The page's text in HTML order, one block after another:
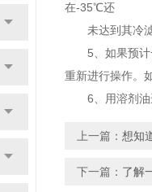
在-35℃还
未达到其冷滤
5、如果预计一
重新进行操作。
6、用溶剂油
上一篇： 想知
下一篇： 了解